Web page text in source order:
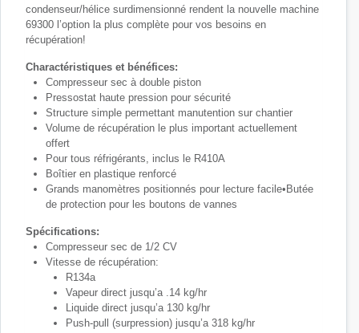
condenseur/hélice surdimensionné rendent la nouvelle machine
69300 l’option la plus complète pour vos besoins en
récupération!
Charactéristiques et bénéfices:
Compresseur sec à double piston
Pressostat haute pression pour sécurité
Structure simple permettant manutention sur chantier
Volume de récupération le plus important actuellement
offert
Pour tous réfrigérants, inclus le R410A
Boîtier en plastique renforcé
Grands manomètres positionnés pour lecture facile•Butée
de protection pour les boutons de vannes
Spécifications:
Compresseur sec de 1/2 CV
Vitesse de récupération:
R134a
Vapeur direct jusqu’a .14 kg/hr
Liquide direct jusqu’a 130 kg/hr
Push-pull (surpression) jusqu’a 318 kg/hr